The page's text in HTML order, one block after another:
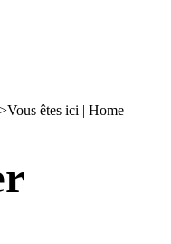
>Vous êtes ici | Home